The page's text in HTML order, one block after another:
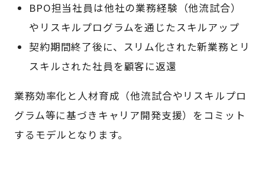
BPO担当社員は他社の業務経験（他流試合）
やリスキルプログラムを通じたスキルアップ
契約期間終了後に、スリム化された新業務とリ
スキルされた社員を顧客に返還
業務効率化と人材育成（他流試合やリスキルプロ
グラム等に基づきキャリア開発支援）をコミット
するモデルとなります。